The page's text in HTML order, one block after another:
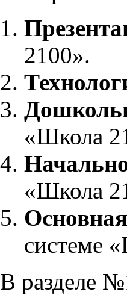
2100».
«Школа
«Школа
системе
В разделе